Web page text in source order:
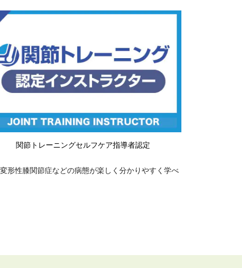
関節トレーニングセルフケア指導者認定
形性膝関節症などの病態が楽しく分かりやすく学べ